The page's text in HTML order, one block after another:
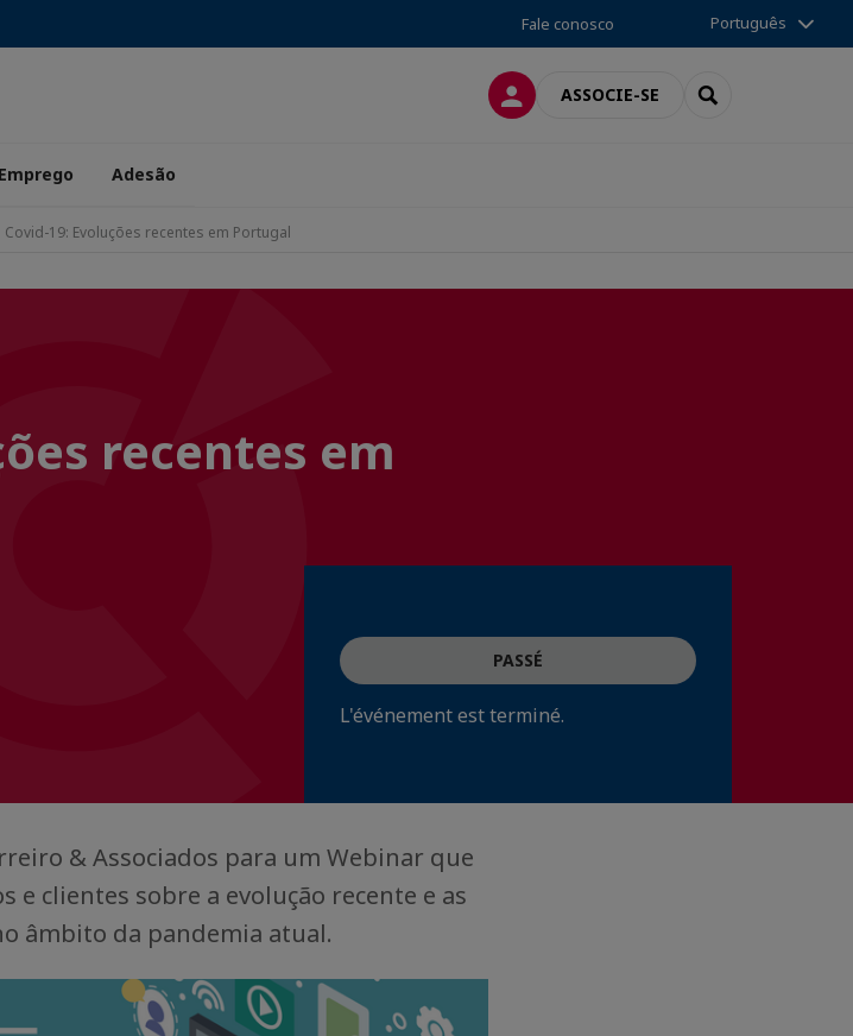
Fale conosco Português
CONEXÃOASSOCIE-SE SEARCH
Emprego Adesão
19: Evoluções recentes em Portugal
recentes em
PASSÉ
L'événement est terminé.
& Associados para um Webinar que
e clientes sobre a evolução recente e as
âmbito da pandemia atual.